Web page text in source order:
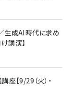
生成AI時代に求め
講演】
【9/29（火）・